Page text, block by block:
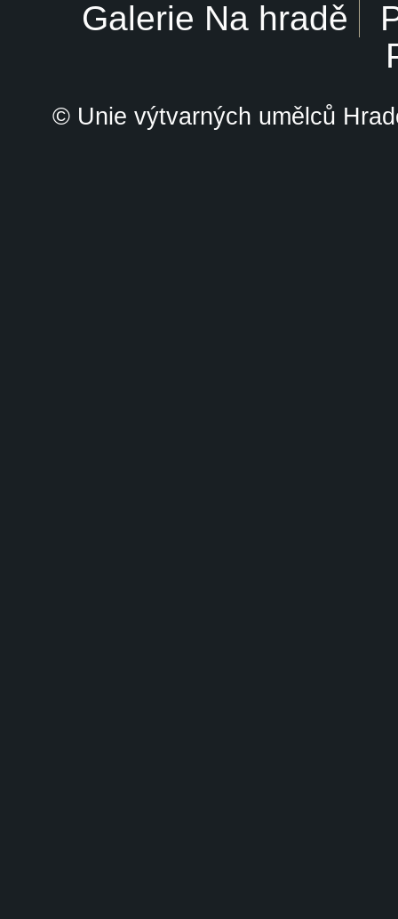
Galerie Na hradě
© Unie výtvarných umělců